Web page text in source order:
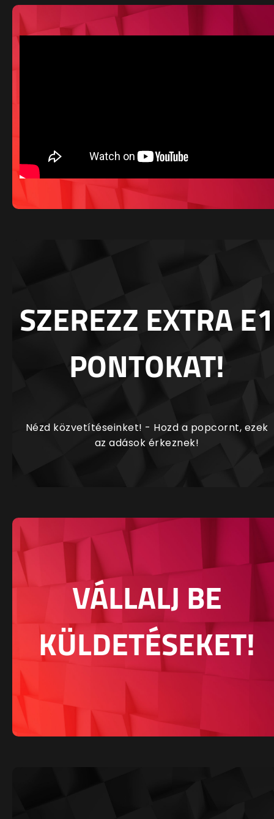
SZEREZZ EXTRA E1
PONTOKAT!
Nézd közvetítéseinket! - Hozd a popcornt, ezek
az adások érkeznek!
VÁLLALJ BE
KÜLDETÉSEKET!